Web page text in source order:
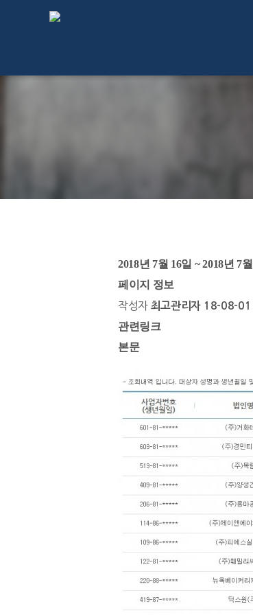
2018년 7월 16일 ~ 2018년 7
페이지 정보
작성자 최고관리자 18-08-01
관련링크
본문